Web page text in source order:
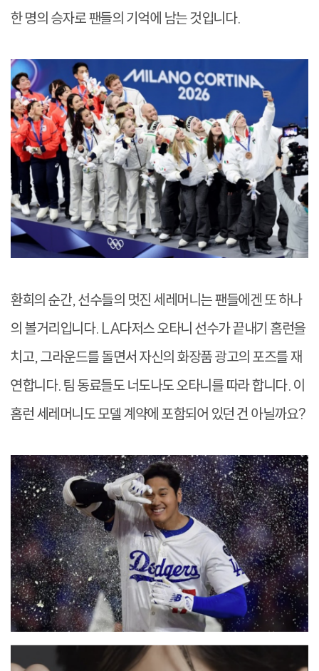
한 명의 승자로 팬들의 기억에 남는 것입니다.
환희의 순간, 선수들의 멋진 세레머니는 팬들에겐 또 하나
의 볼거리입니다. LA다저스 오타니 선수가 끝내기 홈런을
치고, 그라운드를 돌면서 자신의 화장품 광고의 포즈를 재
연합니다. 팀 동료들도 너도나도 오타니를 따라 합니다. 이
홈런 세레머니도 모델 계약에 포함되어 있던 건 아닐까요?